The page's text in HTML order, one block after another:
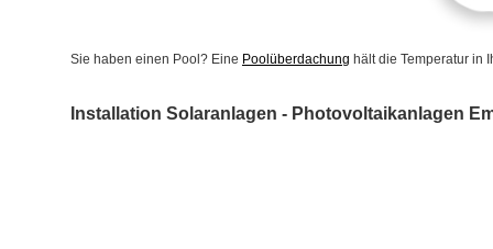
Sie haben einen Pool? Eine Poolüberdachung hält die Temperatur in
Installation Solaranlagen - Photovoltaikanlagen